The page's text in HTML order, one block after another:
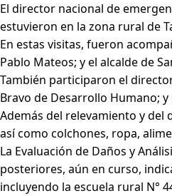
El director nacional de
estuvieron en la zona rural de
En estas visitas, fueron
Pablo Mateos; y el alcalde de
También participaron el
Bravo de Desarrollo Humano;
Además del relevamiento y del
así como colchones, ropa,
La Evaluación de Daños y
posteriores, aún en curso,
incluyendo la escuela rural N°